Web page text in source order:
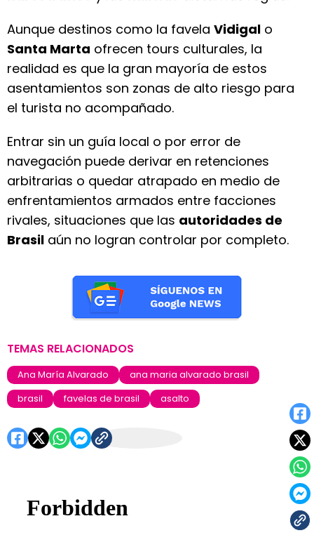
Aunque destinos como la favela Vidigal o
Santa Marta ofrecen tours culturales, la
realidad es que la gran mayoría de estos
asentamientos son zonas de alto riesgo para
el turista no acompañado.
Entrar sin un guía local o por error de
navegación puede derivar en retenciones
arbitrarias o quedar atrapado en medio de
enfrentamientos armados entre facciones
rivales, situaciones que las autoridades de
Brasil aún no logran controlar por completo.
TEMAS RELACIONADOS
Ana María Alvarado
ana maria alvarado brasil
brasil
favelas de brasil asalto